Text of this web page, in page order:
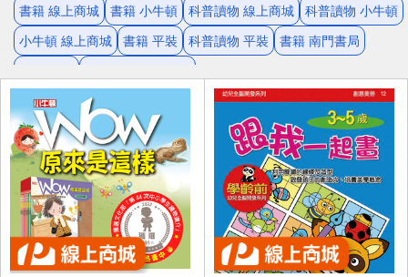
書籍 線上商城 書籍 小牛頓 科普讀物 線上商城 科普讀物 小牛頓
小牛頓 線上商城 書籍 平裝 科普讀物 平裝
書籍 南門書局